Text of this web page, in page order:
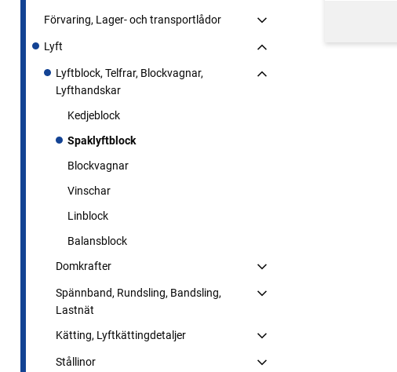
Förvaring, Lager- och transportlådor
Lyft
Lyftblock, Telfrar, Blockvagnar,
Lyfthandskar
Kedjeblock
Spaklyftblock
Blockvagnar
Vinschar
Linblock
Balansblock
Domkrafter
Spännband, Rundsling, Bandsling,
Lastnät
Kätting, Lyftkättingdetaljer
Stållinor